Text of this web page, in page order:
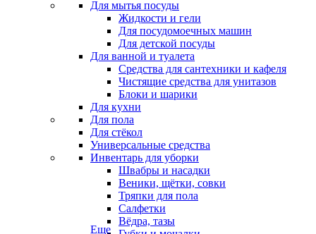
Для мытья посуды
Жидкости и гели
Для посудомоечных машин
Для детской посуды
Для ванной и туалета
Средства для сантехники и кафеля
Чистящие средства для унитазов
Блоки и шарики
Для кухни
Для пола
Для стёкол
Универсальные средства
Инвентарь для уборки
Швабры и насадки
Веники, щётки, совки
Тряпки для пола
Салфетки
Вёдра, тазы
Еще